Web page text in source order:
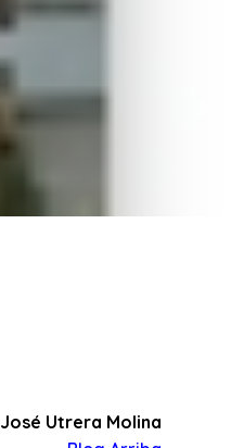
José Utrera Molina